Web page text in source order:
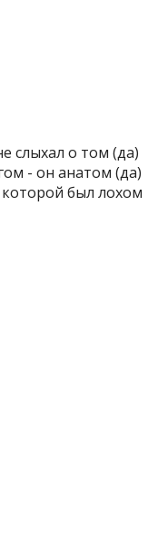
слыхал о том (да)
- он анатом (да)
был лохом